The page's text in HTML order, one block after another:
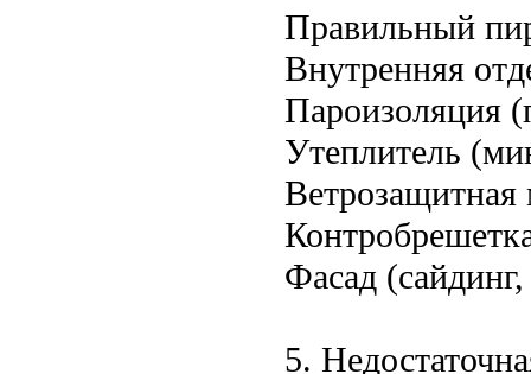
Правильный
Внутренняя
Пароизоляция
Утеплитель
Ветрозащитная
Фасад
5.